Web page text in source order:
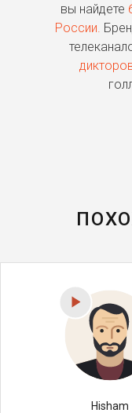
вы найдете
России.
Hisham